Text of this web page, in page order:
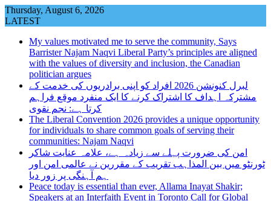
Skip
to
Thursday, August 6, 2026
LATEST
My values motivated me to serve the community, Says
Barrister Najam Naqvi Liberal Party’s principles are aligned
with the values of diversity and inclusion, the Canadian
politician argues
لبرل کنونشن 2026 افراد کو اپنی برادریوں کی خدمت کے
مشترکہ اہداف کا اشتراک کرنے کا ایک منفرد موقع فراہم
کرتا ہے: نجم نقوی
The Liberal Convention 2026 provides a unique opportunity
for individuals to share common goals of serving their
communities: Najam Naqvi
امن کی ضرورت پہلے سے زیادہ ہے، علامہ عنایت شاکر
ٹورنٹو میں بین المذاہب تقریب کے مقررین نے عالمی امن اور
ہم آہنگی پر زور دیا
Peace today is essential than ever, Allama Inayat Shakir;
Speakers at an Interfaith Event in Toronto Call for Global